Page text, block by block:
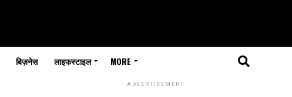
बिज़नेस लाइफस्टाइल MORE
ADVERTISEMENT